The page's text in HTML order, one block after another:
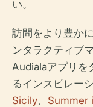
い。
訪問をより豊か
ンタラクティブ
Audialaアプリを
るインスピレー
Sicily、 Summer